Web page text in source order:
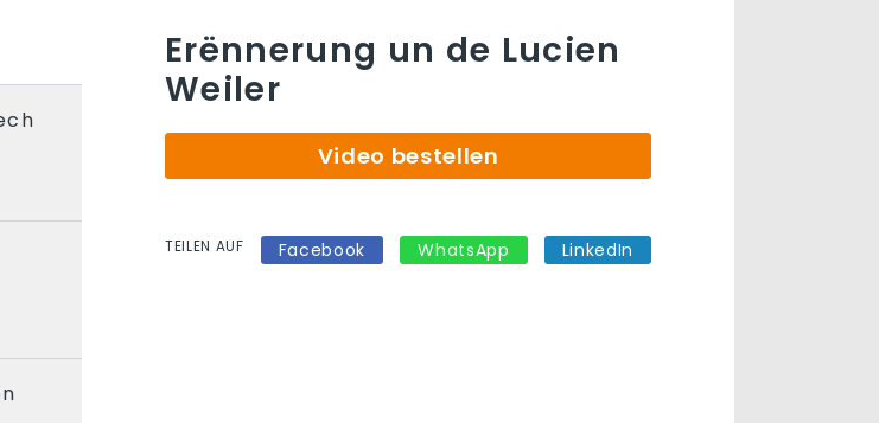
Erënnerung un de Lucien
Weiler
Video bestellen
TEILEN AUF Facebook WhatsApp LinkedIn